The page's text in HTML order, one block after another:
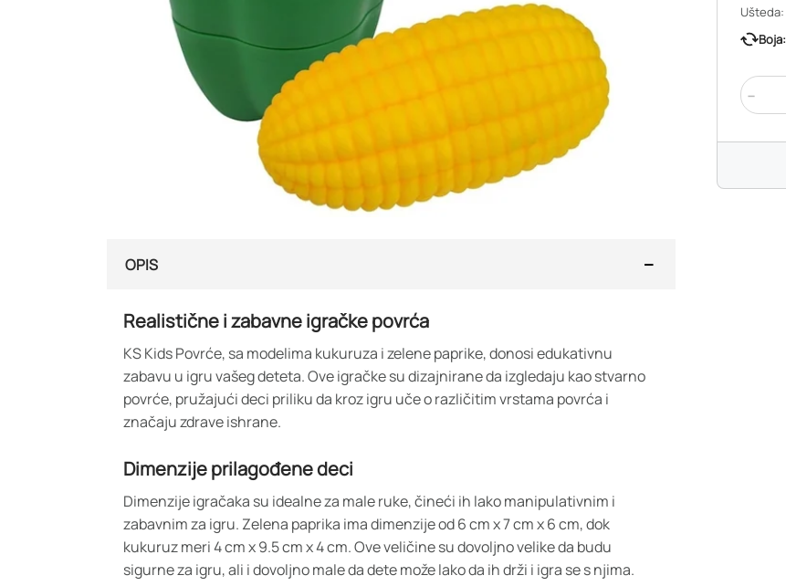
Ušteda:
Boja:
-
OPIS
Realistične i zabavne igračke povrća
KS Kids Povrće, sa modelima kukuruza i zelene paprike, donosi edukativnu
zabavu u igru vašeg deteta. Ove igračke su dizajnirane da izgledaju kao stvarno
povrće, pružajući deci priliku da kroz igru uče o različitim vrstama povrća i
značaju zdrave ishrane.
Dimenzije prilagođene deci
Dimenzije igračaka su idealne za male ruke, čineći ih lako manipulativnim i
zabavnim za igru. Zelena paprika ima dimenzije od 6 cm x 7 cm x 6 cm, dok
kukuruz meri 4 cm x 9.5 cm x 4 cm. Ove veličine su dovoljno velike da budu
sigurne za igru, ali i dovoljno male da dete može lako da ih drži i igra se s njima.